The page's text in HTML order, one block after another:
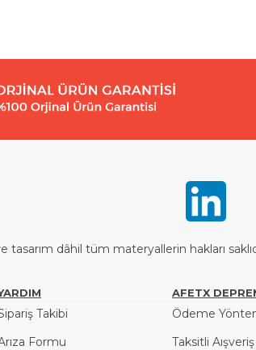
dâhil tüm materyallerin hakları
AFETX
Takibi Ödeme
Formu Taksitli